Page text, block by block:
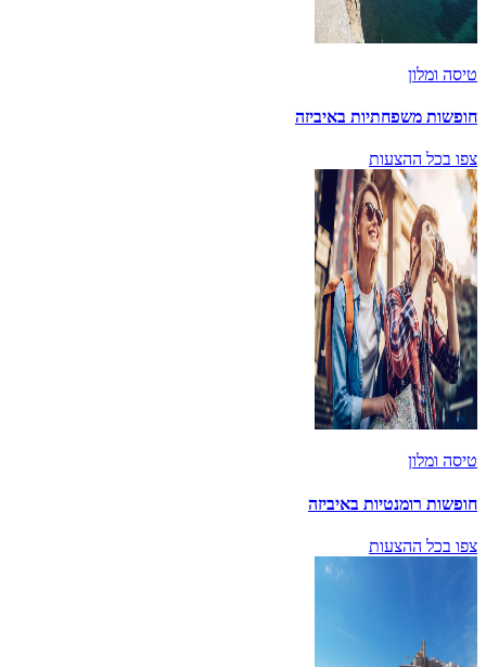
טיסה ומלון
חופשות משפחתיות באיביזה
צפו בכל ההצעות
טיסה ומלון
חופשות רומנטיות באיביזה
צפו בכל ההצעות